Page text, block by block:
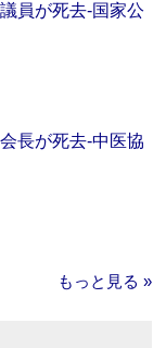
員が死去‐国家公
長が死去‐中医協
もっと見る »